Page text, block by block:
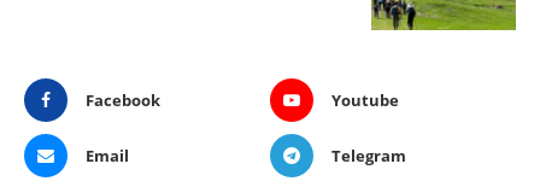
Facebook Youtube
Email Telegram